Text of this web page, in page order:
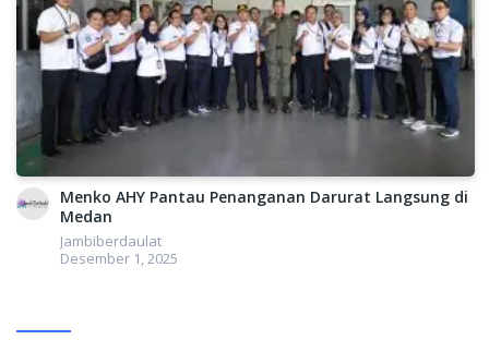
Menko AHY Pantau Penanganan Darurat Langsung di
Medan
Jambiberdaulat
Desember 1, 2025